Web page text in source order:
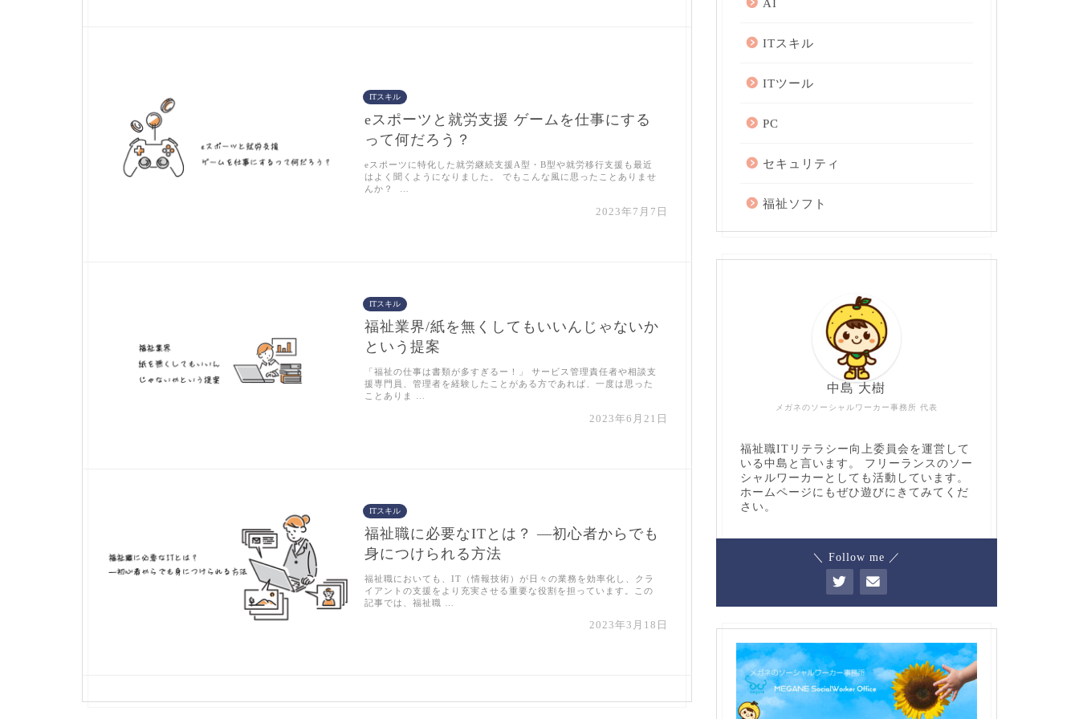
ITスキル
eスポーツと就労支援 ゲームを仕事にする
って何だろう？
2023年7月7日
eスポーツに特化した就労継続支援A型・B型や就労移行支援も最近
はよく聞くようになりました。 でもこんな風に思ったことありませ
んか？ …
ITスキル
福祉業界/紙を無くしてもいいんじゃないか
という提案
2023年6月21日
「福祉の仕事は書類が多すぎるー！」 サービス管理責任者や相談支
援専門員、管理者を経験したことがある方であれば、一度は思った
ことありま …
ITスキル
福祉職に必要なITとは？ ―初心者からでも
身につけられる方法
2023年3月18日
福祉職においても、IT（情報技術）が日々の業務を効率化し、クラ
イアントの支援をより充実させる重要な役割を担っています。この
記事では、福祉職 …
AI
ITスキル
ITツール
PC
セキュリティ
福祉ソフト
メガネのソーシャルワーカー事務所 代表
中島 大樹
福祉職ITリテラシー向上委員会を運営して
いる中島と言います。 フリーランスのソー
シャルワーカーとしても活動しています。
ホームページにもぜひ遊びにきてみてくだ
さい。
＼ Follow me ／